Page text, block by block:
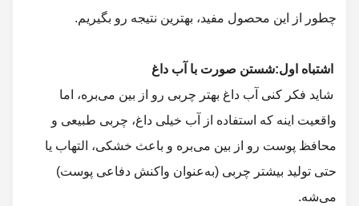
اشتباه اول:شستن صورت با آب داغ
شاید فکر کنی آب داغ بهتر چربی رو از بین می‌بره، اما
واقعیت اینه که استفاده از آب خیلی داغ، چربی طبیعی و
محافظ پوست رو از بین می‌بره و باعث خشکی، التهاب یا
حتی تولید بیشتر چربی (به‌عنوان واکنش دفاعی پوست)